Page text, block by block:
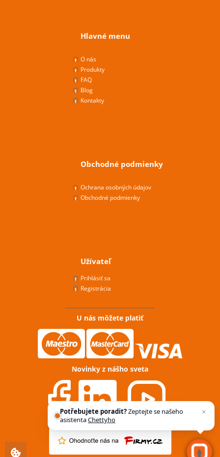
Hlavné menu
O nás
Produkty
FAQ
Blog
Kontakty
Obchodné podmienky
Ochrana osobných údajov
Obchodné podmienky
Užívateľ
Prihlásiť sa
Registrácia
U nás môžete platiť
Novinky z nášho sveta
Potřebujete poradit?Zeptejte se našeho
asistentaChettyho